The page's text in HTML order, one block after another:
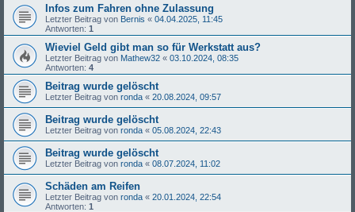
Infos zum Fahren ohne Zulassung
Letzter Beitrag von Bernis « 04.04.2025, 11:45
Antworten: 1
Wieviel Geld gibt man so für Werkstatt aus?
Letzter Beitrag von Mathew32 « 03.10.2024, 08:35
Antworten: 4
Beitrag wurde gelöscht
Letzter Beitrag von ronda « 20.08.2024, 09:57
Beitrag wurde gelöscht
Letzter Beitrag von ronda « 05.08.2024, 22:43
Beitrag wurde gelöscht
Letzter Beitrag von ronda « 08.07.2024, 11:02
Schäden am Reifen
Letzter Beitrag von ronda « 20.01.2024, 22:54
Antworten: 1